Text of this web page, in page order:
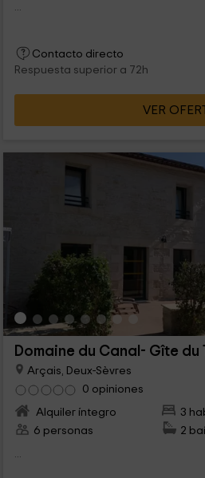
...
Contacto directo
Respuesta superior a 72h
VER
Domaine du Canal- Gîte du
Arçais, Deux-Sèvres
0 opiniones
Alquiler íntegro
3
6 personas
2